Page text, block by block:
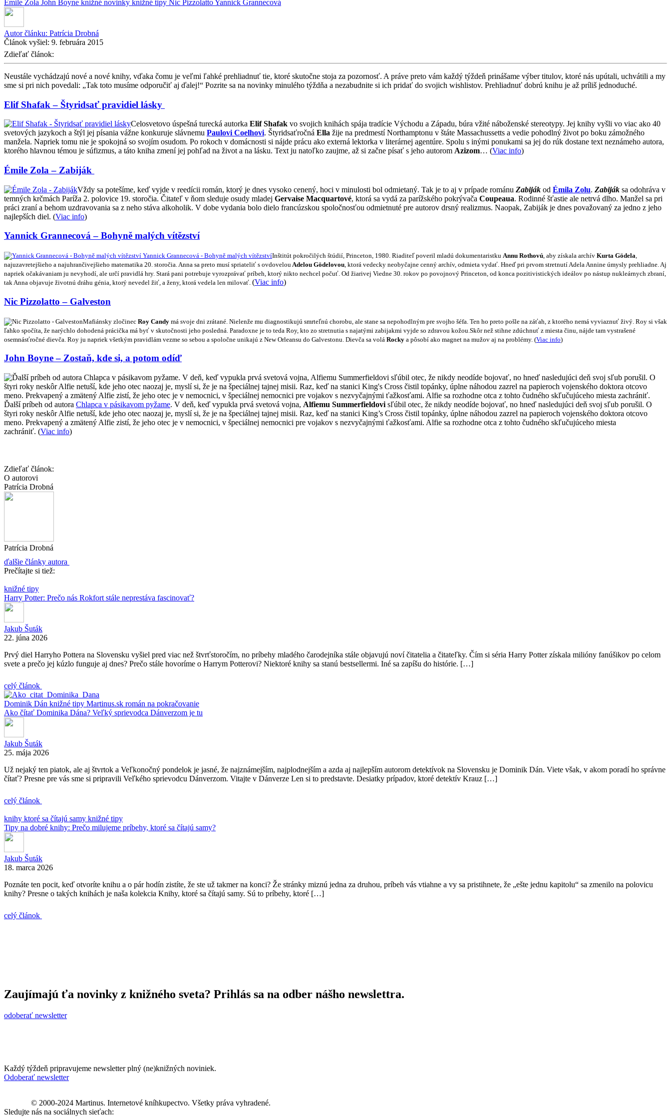
Émile Zola John Boyne knižné novinky knižné tipy Nic Pizzolatto Yannick Grannecová
Autor článku: Patrícia Drobná
Článok vyšiel: 9. februára 2015
Zdieľať článok:
Neustále vychádzajú nové a nové knihy, vďaka čomu je veľmi ľahké prehliadnuť tie, ktoré skutočne stoja za pozornosť. A práve preto vám každý týždeň prinášame výber titulov, ktoré nás upútali, uchvátili a my
sme si pri nich povedali: „Tak toto musíme odporučiť aj ďalej!“ Pozrite sa na novinky minulého týždňa a nezabudnite si ich pridať do svojich wishlistov. Prehliadnuť dobrú knihu je až príliš jednoduché.
Elif Shafak – Štyridsať pravidiel lásky
Celosvetovo úspešná turecká autorka Elif Shafak vo svojich knihách spája tradície Východu a Západu, búra vžité náboženské stereotypy. Jej knihy vyšli vo viac ako 40
svetových jazykoch a štýl jej písania vážne konkuruje slávnemu Paulovi Coelhovi. Štyridsaťročná Ella žije na predmestí Northamptonu v štáte Massachussetts a vedie pohodlný život po boku zámožného
manžela. Napriek tomu nie je spokojná so svojím osudom. Po rokoch v domácnosti si nájde prácu ako externá lektorka v literárnej agentúre. Spolu s inými ponukami sa jej do rúk dostane text neznámeho autora,
ktorého hlavnou témou je súfizmus, a táto kniha zmení jej pohľad na život a na lásku. Text ju natoľko zaujme, až si začne písať s jeho autorom Azizom… (Viac info)
Émile Zola – Zabiják
Vždy sa potešíme, keď vyjde v reedícii román, ktorý je dnes vysoko cenený, hoci v minulosti bol odmietaný. Tak je to aj v prípade románu Zabiják od Émila Zolu. Zabiják sa odohráva v
temných krčmách Paríža 2. polovice 19. storočia. Čitateľ v ňom sleduje osudy mladej Gervaise Macquartové, ktorá sa vydá za parížského pokrývača Coupeaua. Rodinné šťastie ale netrvá dlho. Manžel sa pri
práci zraní a behom uzdravovania sa z neho stáva alkoholik. V dobe vydania bolo dielo francúzskou spoločnosťou odmietnuté pre autorov drsný realizmus. Naopak, Zabiják je dnes považovaný za jedno z jeho
najlepších diel. (Viac info)
Yannick Grannecová – Bohyně malých vítězství
Inštitút pokročilých štúdií, Princeton, 1980. Riaditeľ poveril mladú dokumentaristku Annu Rothovú, aby získala archív Kurta Gödela,
najuzavretejšieho a najuhrančivejšieho matematika 20. storočia. Anna sa preto musí spriateliť s ovdovelouAdelou Gödelovou, ktorá vedecky neobyčajne cenný archív, odmieta vydať. Hneď pri prvom stretnutí Adela Annine úmysly prehliadne. Aj
napriek očakávaniam ju nevyhodí, ale určí pravidlá hry. Stará pani potrebuje vyrozprávať príbeh, ktorý nikto nechcel počuť. Od žiarivej Viedne 30. rokov po povojnový Princeton, od konca pozitivistických ideálov po nástup nukleárnych zbraní,
tak Anna objavuje životnú dráhu génia, ktorý nevedel žiť, a ženy, ktorá vedela len milovať. (Viac info)
Nic Pizzolatto – Galveston
Mafiánsky zločinec Roy Candy má svoje dni zrátané. Nielenže mu diagnostikujú smrteľnú chorobu, ale stane sa nepohodlným pre svojho šéfa. Ten ho preto pošle na záťah, z ktorého nemá vyviaznuť živý. Roy si však
ľahko spočíta, že narýchlo dohodená prácička má byť v skutočnosti jeho posledná. Paradoxne je to teda Roy, kto zo stretnutia s najatými zabijakmi vyjde so zdravou kožou. Skôr než stihne zdúchnuť z miesta činu, nájde tam vystrašené
osemnásťročné dievča. Roy ju napriek všetkým pravidlám vezme so sebou a spoločne unikajú z New Orleansu do Galvestonu. Dievča sa volá Rocky a pôsobí ako magnet na mužov aj na problémy. (Viac info)
John Boyne – Zostaň, kde si, a potom odíď
Ďalší príbeh od autora Chlapca v pásikavom pyžame. V deň, keď vypukla prvá svetová vojna, Alfiemu Summerfieldovi sľúbil otec, že nikdy neodíde bojovať, no hneď nasledujúci deň svoj sľub porušil. O
štyri roky neskôr Alfie netuší, kde jeho otec naozaj je, myslí si, že je na špeciálnej tajnej misii. Raz, keď na stanici King’s Cross čistil topánky, úplne náhodou zazrel na papieroch vojenského doktora otcovo
meno. Prekvapený a zmätený Alfie zistí, že jeho otec je v nemocnici, v špeciálnej nemocnici pre vojakov s nezvyčajnými ťažkosťami. Alfie sa rozhodne otca z tohto čudného skľučujúceho miesta
zachrániť. (Viac info)
Zdieľať článok:
O autorovi
Patrícia Drobná
Patrícia Drobná
ďalšie články autora
Prečítajte si tiež:
knižné tipy
Harry Potter: Prečo nás Rokfort stále neprestáva fascinovať?
Jakub Šuták
22. júna 2026
Prvý diel Harryho Pottera na Slovensku vyšiel pred viac než štvrťstoročím, no príbehy mladého čarodejníka stále objavujú noví čitatelia a čitateľky. Čím si séria Harry Potter získala milióny fanúšikov po celom
svete a prečo jej kúzlo funguje aj dnes? Prečo stále hovoríme o Harrym Potterovi? Niektoré knihy sa stanú bestsellermi. Iné sa zapíšu do histórie. […]
celý článok
Dominik Dán knižné tipy Martinus.sk román na pokračovanie
Ako čítať Dominika Dána? Veľký sprievodca Dánverzom je tu
Jakub Šuták
25. mája 2026
Už nejaký ten piatok, ale aj štvrtok a Veľkonočný pondelok je jasné, že najznámejším, najplodnejším a azda aj najlepším autorom detektívok na Slovensku je Dominik Dán. Viete však, v akom poradí ho správne
čítať? Presne pre vás sme si pripravili Veľkého sprievodcu Dánverzom. Vitajte v Dánverze Len si to predstavte. Desiatky prípadov, ktoré detektív Krauz […]
celý článok
knihy ktoré sa čítajú samy knižné tipy
Tipy na dobré knihy: Prečo milujeme príbehy, ktoré sa čítajú samy?
Jakub Šuták
18. marca 2026
Poznáte ten pocit, keď otvoríte knihu a o pár hodín zistíte, že ste už takmer na konci? Že stránky miznú jedna za druhou, príbeh vás vtiahne a vy sa pristihnete, že „ešte jednu kapitolu“ sa zmenilo na polovicu
knihy? Presne o takých knihách je naša kolekcia Knihy, ktoré sa čítajú samy. Sú to príbehy, ktoré […]
celý článok
Zaujímajú ťa novinky z knižného sveta? Prihlás sa na odber nášho newslettra.
odoberať newsletter
Každý týždeň pripravujeme newsletter plný (ne)knižných noviniek.
Odoberať newsletter
© 2000-2024 Martinus. Internetové kníhkupectvo. Všetky práva vyhradené.
Sledujte nás na sociálnych sieťach: